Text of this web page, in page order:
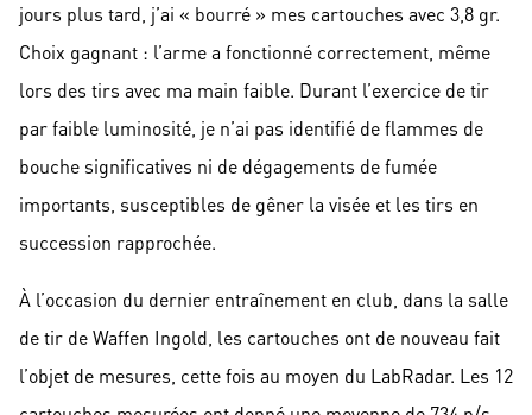
jours plus tard, j’ai « bourré » mes cartouches avec 3,8 gr.
Choix gagnant : l’arme a fonctionné correctement, même
lors des tirs avec ma main faible. Durant l’exercice de tir
par faible luminosité, je n’ai pas identifié de flammes de
bouche significatives ni de dégagements de fumée
importants, susceptibles de gêner la visée et les tirs en
succession rapprochée.
À l’occasion du dernier entraînement en club, dans la salle
de tir de Waffen Ingold, les cartouches ont de nouveau fait
l’objet de mesures, cette fois au moyen du LabRadar. Les 12